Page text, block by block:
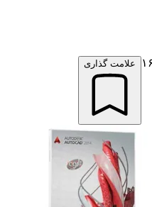
علامت گذاری